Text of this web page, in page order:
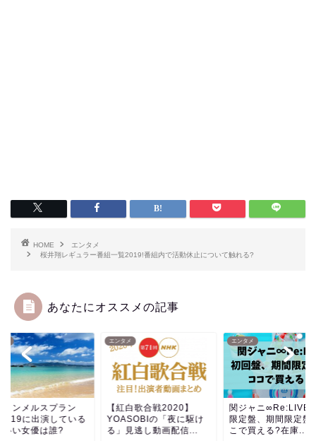
HOME
エンタメ
桜井翔レギュラー番組一覧2019!番組内で活動休止について触れる?
あなたにオススメの記事
コンメルスプラン
に出演している
いい女優は誰?
エンタメ
【紅白歌合戦2020】
YOASOBIの「夜に駆け
る」見逃し動画配信...
エンタメ
関ジャニ∞Re:LIVE
限定盤、期間限定盤
こで買える?在庫...